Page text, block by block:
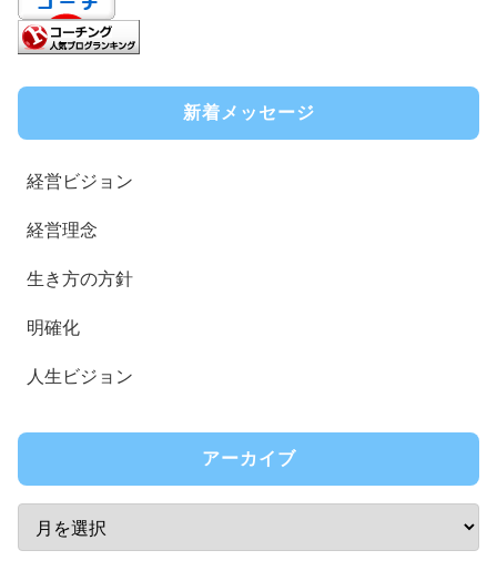
新着メッセージ
経営ビジョン
経営理念
生き方の方針
明確化
人生ビジョン
アーカイブ